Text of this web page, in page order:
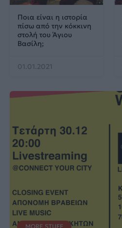
Ποια είναι η ιστορία
πίσω από την κόκκινη
στολή του Άγιου
Βασίλη;
01.01.2021
MORE STUFF